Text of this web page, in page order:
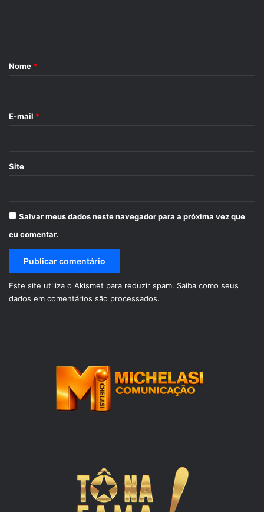
r
*
Nome *
E-mail *
Site
Salvar meus dados neste navegador para a próxima vez que
eu comentar.
Este site utiliza o Akismet para reduzir spam. Saiba como seus
dados em comentários são processados.